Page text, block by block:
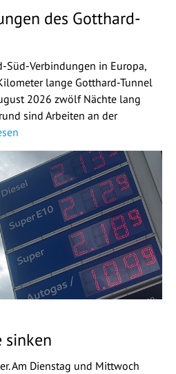
des Gotthard-
Süd-Verbindungen in Europa,
lange Gotthard-Tunnel
2026 zwölf Nächte lang
sind Arbeiten an der
sinken
Am Dienstag und Mittwoch